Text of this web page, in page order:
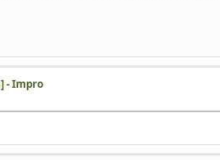
- Impro